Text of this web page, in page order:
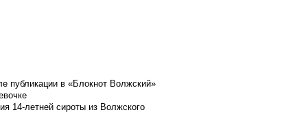
публикации в «Блокнот Волжский»
14-летней сироты из Волжского